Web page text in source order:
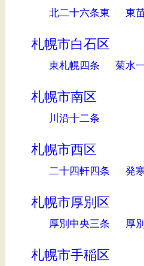
北二十六条東
東
札幌市白石区
東札幌四条 菊水
札幌市南区
川沿十二条
札幌市西区
二十四軒四条 発
札幌市厚別区
厚別中央三条 厚
札幌市手稲区